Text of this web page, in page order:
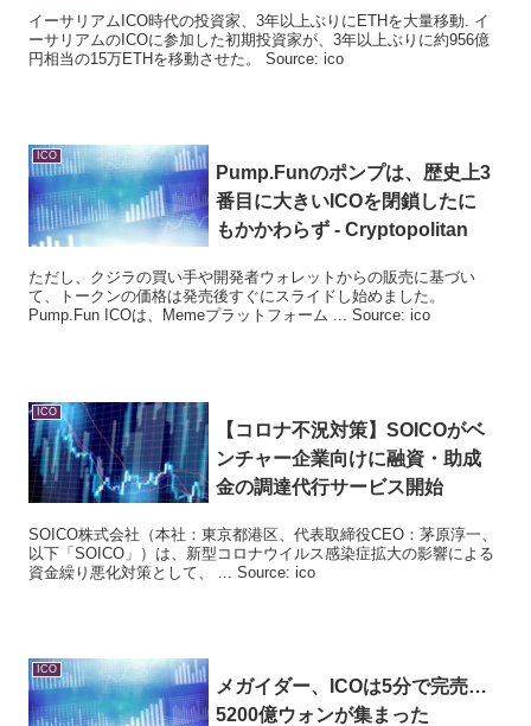
イーサリアムICO時代の投資家、3年以上ぶりにETHを大量移動. イ
ーサリアムのICOに参加した初期投資家が、3年以上ぶりに約956億
円相当の15万ETHを移動させた。 Source: ico
ICO
Pump.Funのポンプは、歴史上3
番目に大きい ICOを閉鎖したに
もかかわらず - Cryptopolitan
ただし、クジラの買い手や開発者ウォレットからの販売に基づい
て、トークンの価格は発売後すぐにスライドし始めました。
Pump.Fun ICOは、Memeプラットフォーム ... Source: ico
ICO
【コロナ不況対策】SOICOがベ
ンチャー企業向けに融資・助成
金の調達代行サービス開始
SOICO株式会社（本社：東京都港区、代表取締役CEO：茅原淳一、
以下「SOICO」）は、新型コロナウイルス感染症拡大の影響による
資金繰り悪化対策として、 ... Source: ico
ICO
メガイダー、 ICOは5分で完売…
5200億ウォンが集まった